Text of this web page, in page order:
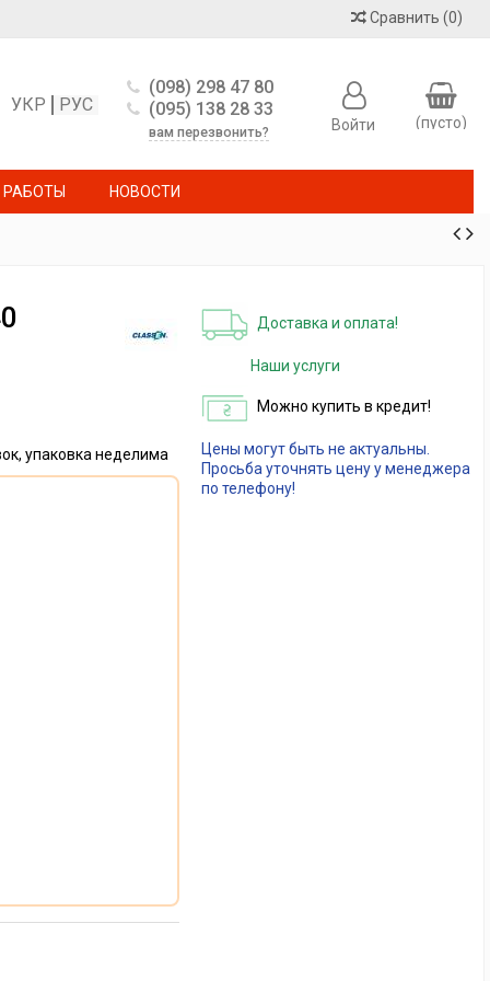
Сравнить (0)
(пусто)
РУС
УКР
(098) 298 47 80
(095) 138 28 33
вам перезвонить? Войти
НОВОСТИ
упаковка неделима
Доставка и оплата!
Наши услуги
Можно купить в кредит!
Цены могут быть не актуальны.
Просьба уточнять цену у менеджера
по телефону!